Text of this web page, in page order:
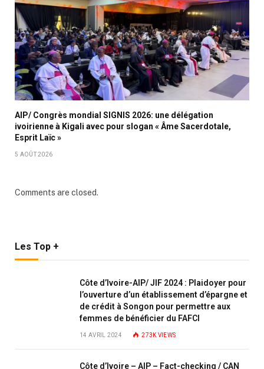
AIP/ Congrès mondial SIGNIS 2026: une délégation
ivoirienne à Kigali avec pour slogan « Âme Sacerdotale,
Esprit Laïc »
5 AOÛT 2026
Comments are closed.
Les Top +
Côte d’Ivoire-AIP/ JIF 2024 : Plaidoyer pour
l’ouverture d’un établissement d’épargne et
de crédit à Songon pour permettre aux
femmes de bénéficier du FAFCI
14 AVRIL 2024 273KVIEWS
Côte d’Ivoire – AIP – Fact-checking / CAN